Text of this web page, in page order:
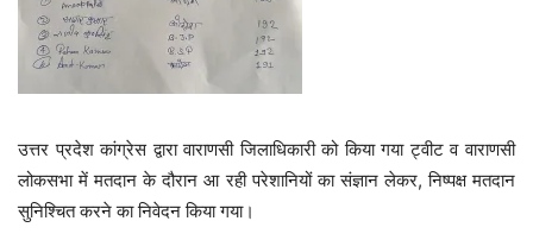
उत्तर प्रदेश कांग्रेस द्वारा वाराणसी जिलाधिकारी को किया गया ट्वीट व वाराणसी
लोकसभा में मतदान के दौरान आ रही परेशानियों का संज्ञान लेकर, निष्पक्ष मतदान
सुनिश्चित करने का निवेदन किया गया।